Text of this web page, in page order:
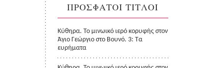
ΠΡΟΣΦΑΤΟΙ ΤΙΤΛΟΙ
Κύθηρα. Το μινωικό ιερό κορυφής στον
Άγιο Γεώργιο στο Βουνό. 3: Τα
ευρήματα